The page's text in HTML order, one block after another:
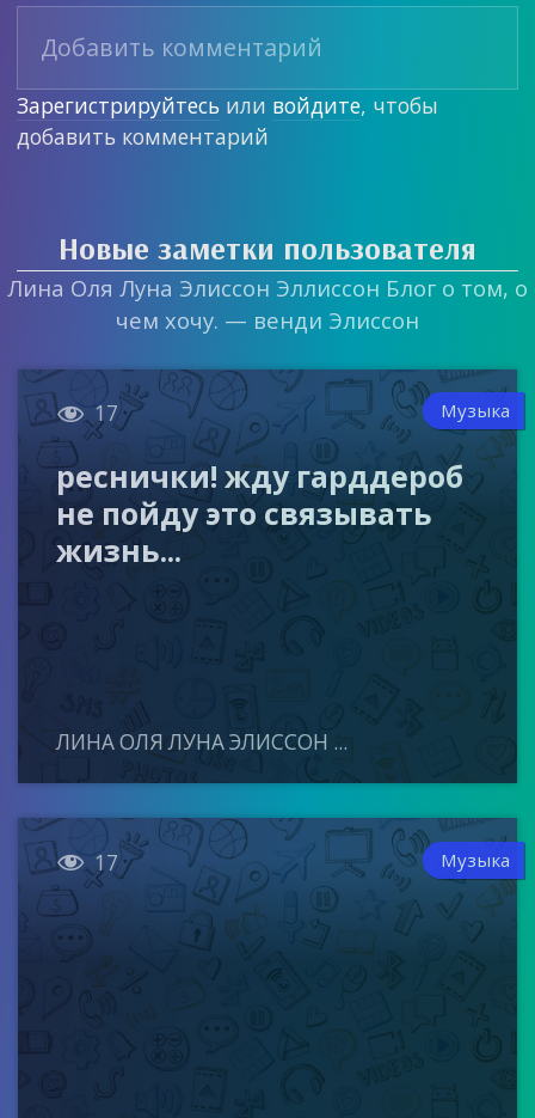
Зарегистрируйтесь или войдите, чтобы
добавить комментарий
Новые заметки пользователя
Лина Оля Луна Элиссон Эллиссон Блог о том, о
чем хочу. — венди Элиссон
 17 Музыка
реснички! жду гарддероб
не пойду это связывать
жизнь...
ЛИНА ОЛЯ ЛУНА ЭЛИССОН ...
 17 Музыка